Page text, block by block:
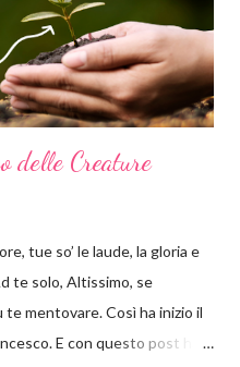
scientifica e ritorno nei
delle Creature
tue so’ le laude, la gloria e
te solo, Altissimo, se
mentovare. Così ha inizio il
E con questo post ha